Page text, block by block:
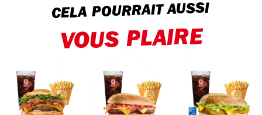
CELA POURRAIT AUSSI
VOUS PLAIRE